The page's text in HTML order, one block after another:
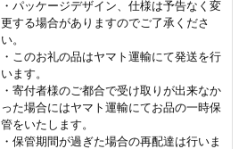
・パッケージデザイン、仕様は予告なく変
更する場合がありますのでご了承くださ
い。
・このお礼の品はヤマト運輸にて発送を行
います。
・寄付者様のご都合で受け取りが出来なか
った場合にはヤマト運輸にてお品の一時保
管をいたします。
・保管期間が過ぎた場合の再配達は行いま